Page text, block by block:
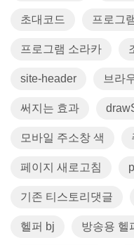
초대코드 프로그
프로그램 소라카
site-header 브라
써지는 효과
모바일 주소창 색
페이지 새로고침
기존 티스토리댓글
헬퍼 bj 방송용 헬